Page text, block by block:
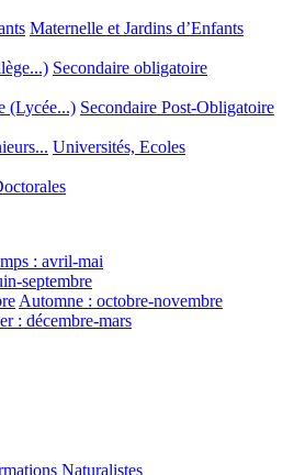
Maternelle et Jardins d’Enfants
Secondaire obligatoire
(Lycée...) Secondaire Post-Obligatoire
Universités, Ecoles
: avril-mai
septembre
Automne : octobre-novembre
: décembre-mars
Naturalistes